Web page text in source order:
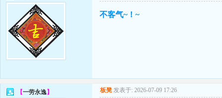
不客气~！~
【一劳永逸】 板凳 发表于: 2026-07-09 17:26